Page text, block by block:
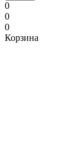
0
0
0
Корзина